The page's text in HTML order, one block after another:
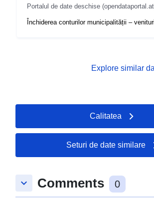
Portalul de date deschise
Închiderea conturilor municipalității –
Explore similar
Calitatea
Seturi de date similare
keyboard_arrow_down Comments 0